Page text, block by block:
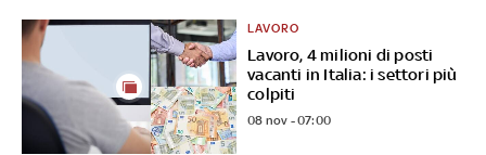
Lavoro, 4 milioni di posti
vacanti in Italia: i settori più
colpiti
LAVORO
08 nov - 07:00